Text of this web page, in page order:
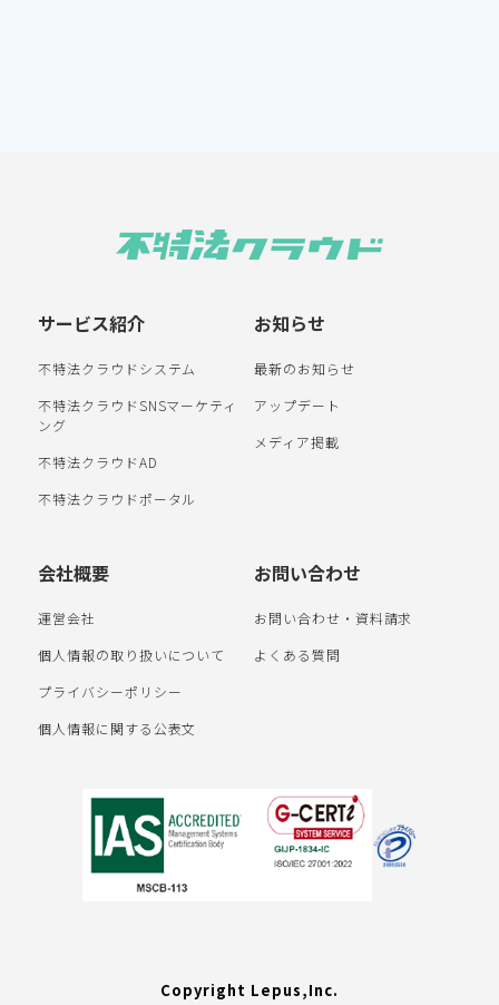
サービス紹介
不特法クラウドシステム
不特法クラウドSNSマーケティ
ング
不特法クラウドAD
不特法クラウドポータル
お知らせ
最新のお知らせ
アップデート
メディア掲載
会社概要
運営会社
個人情報の取り扱いについて
プライバシーポリシー
個人情報に関する公表文
お問い合わせ
お問い合わせ・資料請求
よくある質問
Copyright Lepus,Inc.